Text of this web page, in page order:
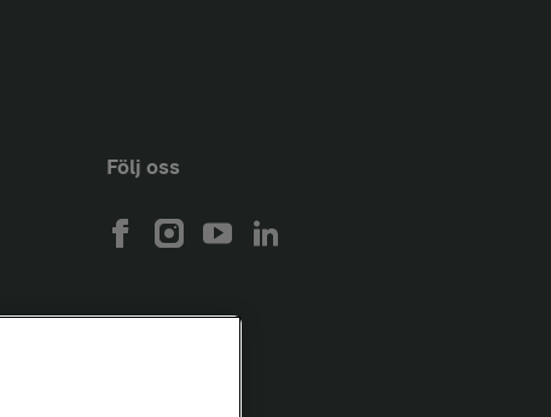
Följ oss